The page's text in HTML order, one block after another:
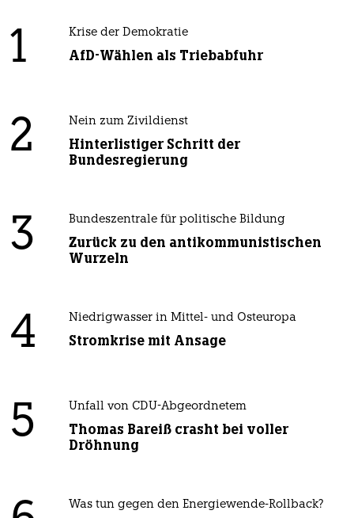
1 Krise der Demokratie
AfD-Wählen als Triebabfuhr
2 Nein zum Zivildienst
Hinterlistiger Schritt der
Bundesregierung
3 Bundeszentrale für politische Bildung
Zurück zu den antikommunistischen
Wurzeln
4 Niedrigwasser in Mittel- und Osteuropa
Stromkrise mit Ansage
5 Unfall von CDU-Abgeordnetem
Thomas Bareiß crasht bei voller
Dröhnung
Was tun gegen den Energiewende-Rollback?